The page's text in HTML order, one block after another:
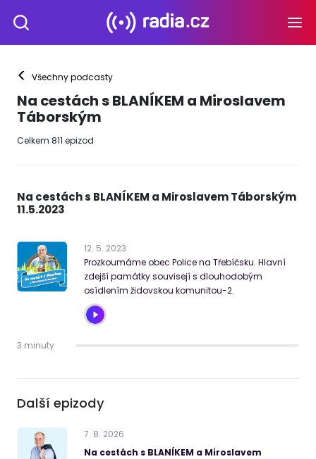
< Všechny podcasty
Na cestách s BLANÍKEM a Miroslavem
Táborským
Celkem 811 epizod
Na cestách s BLANÍKEM a Miroslavem Táborským
11.5.2023
12. 5. 2023
Prozkoumáme obec Police na Třebíčsku. Hlavní
zdejší památky souvisejí s dlouhodobým
osídlením židovskou komunitou-2.
3 minuty
Další epizody
7. 8. 2026
Na cestách s BLANÍKEM a Miroslavem